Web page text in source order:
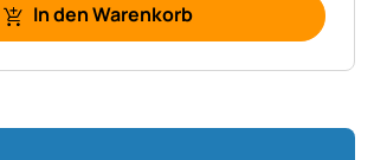
In den Warenkorb